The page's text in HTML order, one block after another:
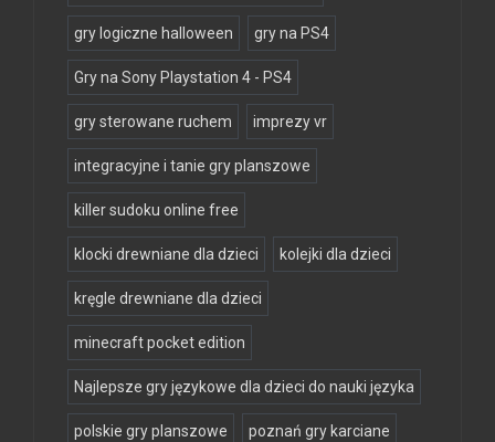
gry logiczne halloween gry na PS4
Gry na Sony Playstation 4 - PS4
gry sterowane ruchem imprezy vr
integracyjne i tanie gry planszowe
killer sudoku online free
klocki drewniane dla dzieci kolejki dla dzieci
kręgle drewniane dla dzieci
minecraft pocket edition
Najlepsze gry językowe dla dzieci do nauki języka
polskie gry planszowe poznań gry karciane